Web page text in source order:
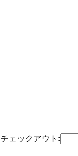
チェックアウト: